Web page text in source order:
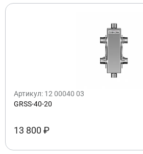
Артикул: 12 00040 03
GRSS-40-20
13 800 ₽